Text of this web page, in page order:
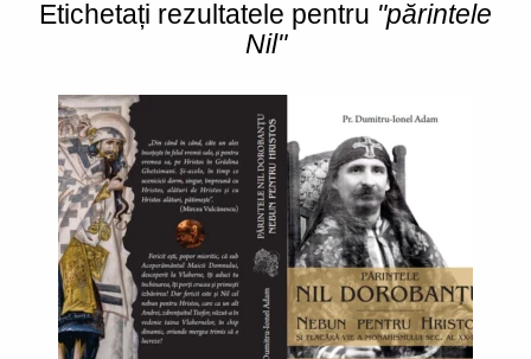
Etichetați rezultatele pentru "părintele
Nil"